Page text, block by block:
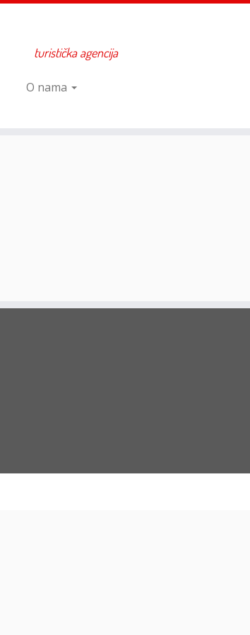
turistička agencija
O nama